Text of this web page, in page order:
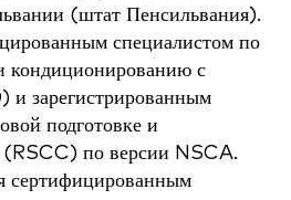
(штат Пенсильвания).
специалистом по
кондиционированию с
зарегистрированным
подготовке и
по версии NSCA.
сертифицированным